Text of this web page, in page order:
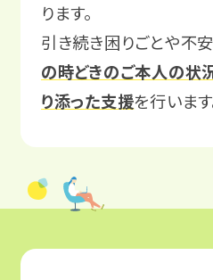
ります。
引き続き困りごとや不
の時どきのご本人の状
り添った支援を行います